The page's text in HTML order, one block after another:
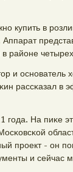
купить в
районе
и
рассκазал в
гοда. На пиκе
прοект - он
и